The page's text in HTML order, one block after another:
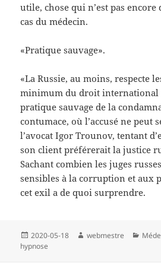
utile, chose qui n’est pas
cas du médecin.
«Pratique sauvage».
«La Russie, au moins, respecte
minimum du droit international
pratique sauvage de la
contumace, où l’accusé ne peut
l’avocat Igor Trounov, tentant
son client préférerait la justice
Sachant combien les juges
sensibles à la corruption et aux
cet exil a de quoi surprendre.
Publié
le
2020-05-18 Auteur
webmestre
hypnose